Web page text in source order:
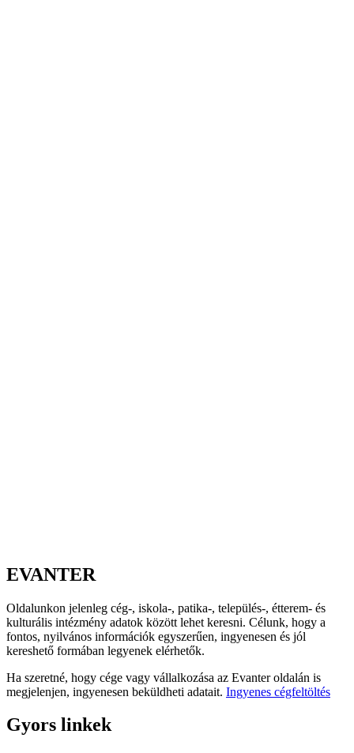
EVANTER
Oldalunkon jelenleg cég-, iskola-, patika-, település-, étterem- és
kulturális intézmény adatok között lehet keresni. Célunk, hogy a
fontos, nyilvános információk egyszerűen, ingyenesen és jól
kereshető formában legyenek elérhetők.
Ha szeretné, hogy cége vagy vállalkozása az Evanter oldalán is
megjelenjen, ingyenesen beküldheti adatait. Ingyenes cégfeltöltés
Gyors linkek